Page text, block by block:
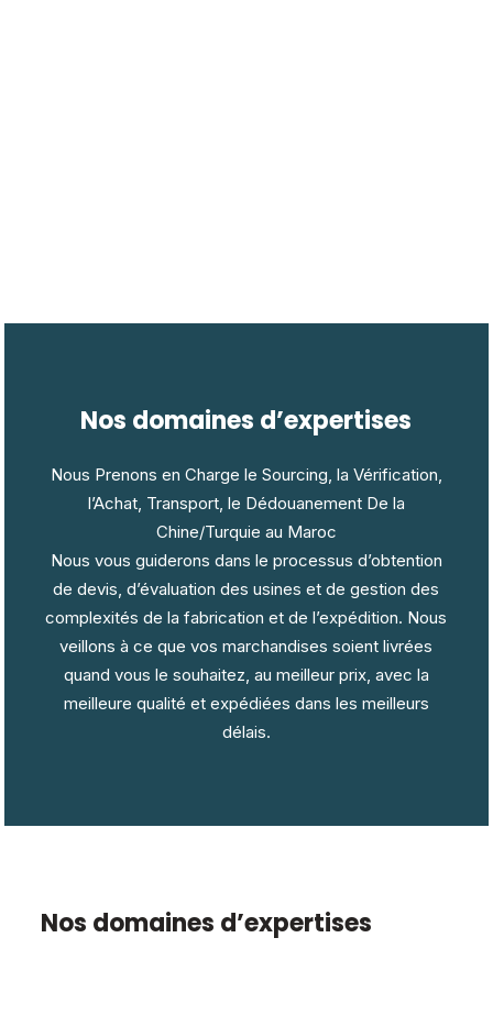
Nos domaines d’expertises
Nous Prenons en Charge le Sourcing, la Vérification,
l’Achat, Transport, le Dédouanement De la
Chine/Turquie au Maroc
Nous vous guiderons dans le processus d’obtention
de devis, d’évaluation des usines et de gestion des
complexités de la fabrication et de l’expédition. Nous
veillons à ce que vos marchandises soient livrées
quand vous le souhaitez, au meilleur prix, avec la
meilleure qualité et expédiées dans les meilleurs
délais.
Nos domaines d’expertises